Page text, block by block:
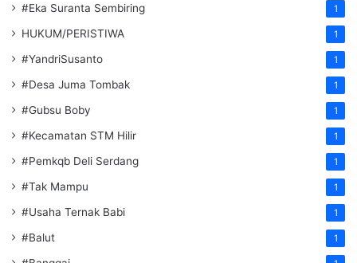
#Eka Suranta Sembiring 1
HUKUM/PERISTIWA 1
#YandriSusanto 1
#Desa Juma Tombak 1
#Gubsu Boby 1
#Kecamatan STM Hilir 1
#Pemkqb Deli Serdang 1
#Tak Mampu 1
#Usaha Ternak Babi 1
#Balut 1